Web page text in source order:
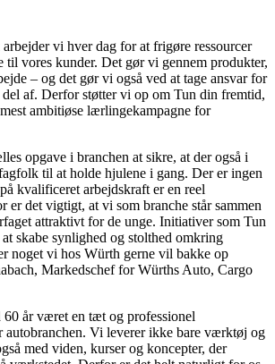
vi hver dag for at frigøre ressourcer
til vores kunder. Det gør vi gennem produkter,
– og det gør vi også ved at tage ansvar for
del af. Derfor støtter vi op om Tun din fremtid,
ambitiøse lærlingekampagne for
opgave i branchen at sikre, at der også i
til at holde hjulene i gang. Der er ingen
kvalificeret arbejdskraft er en reel
er det vigtigt, at vi som branche står sammen
attraktivt for de unge. Initiativer som Tun
skabe synlighed og stolthed omkring
noget vi hos Würth gerne vil bakke op
Markedschef for Würths Auto, Cargo
60 år været en tæt og professionel
autobranchen. Vi leverer ikke bare værktøj og
med viden, kurser og koncepter, der